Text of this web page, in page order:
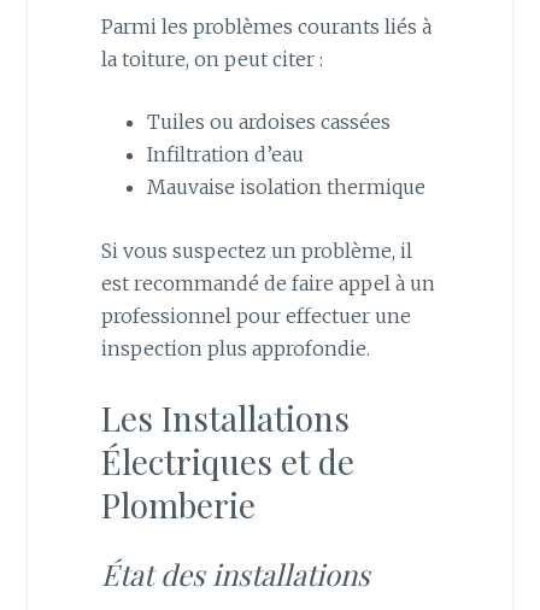
Parmi les problèmes courants liés à
la toiture, on peut citer :
Tuiles ou ardoises cassées
Infiltration d’eau
Mauvaise isolation thermique
Si vous suspectez un problème, il
est recommandé de faire appel à un
professionnel pour effectuer une
inspection plus approfondie.
Les Installations
Électriques et de
Plomberie
État des installations